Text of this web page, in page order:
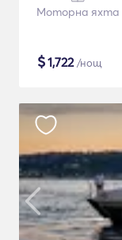
Моторна яхта
$1,722/нощ